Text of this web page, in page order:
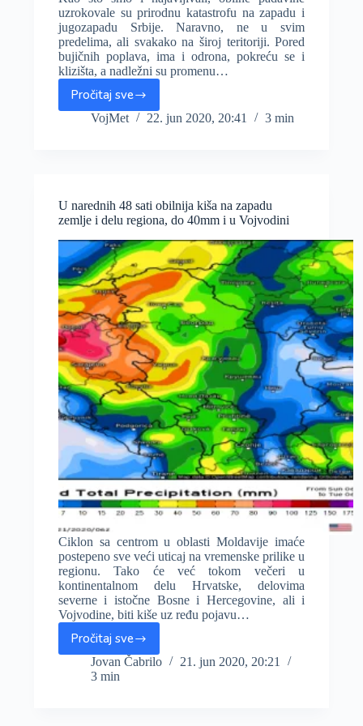
uzrokovale su prirodnu katastrofu na zapadu i
jugozapadu Srbije. Naravno, ne u svim
predelima, ali svakako na široj teritoriji. Pored
bujičnih poplava, ima i odrona, pokreću se i
klizišta, a nadležni su promenu…
Pročitaj sve
Kiša
pravi
sve
više
poplavljenog
područja.
Evo
šta
treba
očekivati!
VojMet 22. jun 2020, 20:41 3 min
U narednih 48 sati obilnija kiša na zapadu
zemlje i delu regiona, do 40mm i u Vojvodini
Ciklon sa centrom u oblasti Moldavije imaće
postepeno sve veći uticaj na vremenske prilike u
regionu. Tako će već tokom večeri u
kontinentalnom delu Hrvatske, delovima
severne i istočne Bosne i Hercegovine, ali i
Vojvodine, biti kiše uz ređu pojavu…
Pročitaj sve
U
narednih
48
Jovan Čabrilo
21. jun 2020, 20:21
3 min